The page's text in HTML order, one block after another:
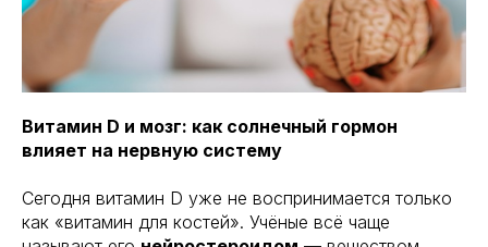
Витамин D и мозг: как солнечный гормон
влияет на нервную систему
Сегодня витамин D уже не воспринимается только
как «витамин для костей». Учёные всё чаще